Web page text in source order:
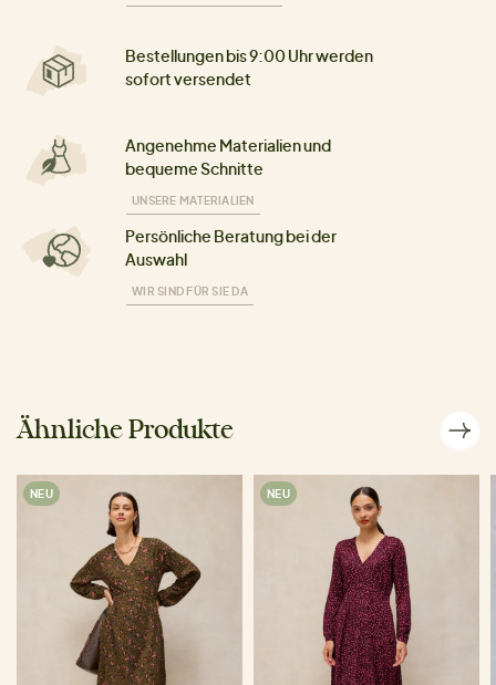
Bestellungen bis 9:00 Uhr werden
sofort versendet
Angenehme Materialien und
bequeme Schnitte
UNSERE MATERIALIEN
Persönliche Beratung bei der
Auswahl
WIR SIND FÜR SIE DA
Ähnliche Produkte
NEU NEU